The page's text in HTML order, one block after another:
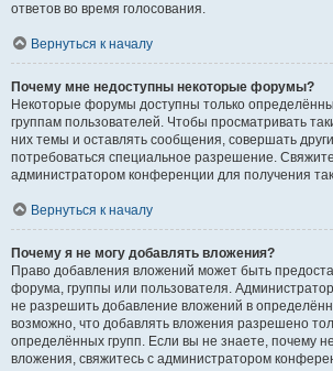
ответов во время голосования.
Вернуться к началу
Почему мне недоступны некоторые форумы?
Некоторые форумы доступны только
группам пользователей. Чтобы просматривать
них темы и оставлять сообщения, совершать
потребоваться специальное разрешение.
администратором конференции для получения
Вернуться к началу
Почему я не могу добавлять вложения?
Право добавления вложений может быть
форума, группы или пользователя.
не разрешить добавление вложений в
возможно, что добавлять вложения разрешено
определённых групп. Если вы не знаете, почему
вложения, свяжитесь с администратором